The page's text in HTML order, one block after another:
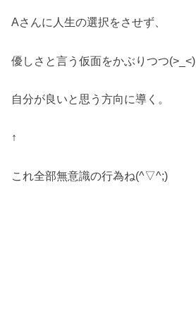
Aさんに人生の選択をさせず、
優しさと言う仮面をかぶりつつ(>_<)
自分が良いと思う方向に導く。
↑
これ全部無意識の行為ね(^▽^;)